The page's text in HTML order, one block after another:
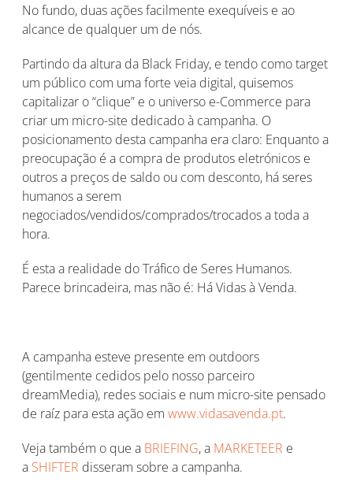
No fundo, duas ações facilmente exequíveis e ao
alcance de qualquer um de nós.
Partindo da altura da Black Friday, e tendo como target
um público com uma forte veia digital, quisemos
capitalizar o “clique” e o universo e-Commerce para
criar um micro-site dedicado à campanha. O
posicionamento desta campanha era claro: Enquanto a
preocupação é a compra de produtos eletrónicos e
outros a preços de saldo ou com desconto, há seres
humanos a serem
negociados/vendidos/comprados/trocados a toda a
hora.
É esta a realidade do Tráfico de Seres Humanos.
Parece brincadeira, mas não é: Há Vidas à Venda.
A campanha esteve presente em outdoors
(gentilmente cedidos pelo nosso parceiro
dreamMedia), redes sociais e num micro-site pensado
de raíz para esta ação em www.vidasavenda.pt.
Veja também o que a BRIEFING, a MARKETEER e
a SHIFTER disseram sobre a campanha.